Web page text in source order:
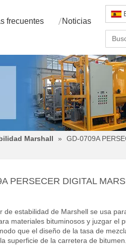
frecuentes Noticias
Marshall »
GD-0709A
PERSECER DIGITAL
de estabilidad de Marshell se usa
materiales bituminosos y juzgar el
que el diseño de la tasa de
superficie de la carretera de bitumen.